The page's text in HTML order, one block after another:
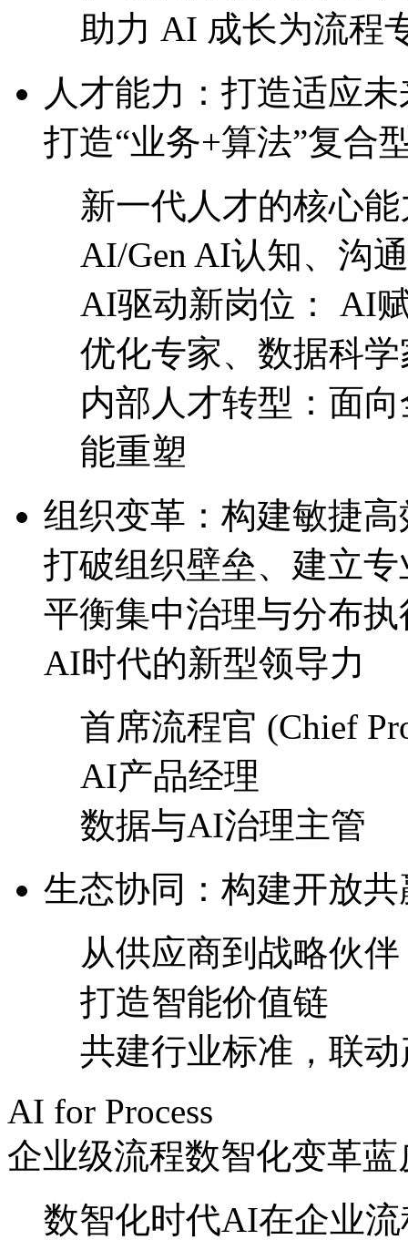
助力 AI 成长为流程专
人才能力：打造适应
打造“业务+算法”复合
新一代人才的核心能力
AI/Gen AI认知、沟
AI驱动新岗位： AI
优化专家、数据科
内部人才转型：面向
能重塑
组织变革：构建敏
打破组织壁垒、建立
平衡集中治理与分布
AI时代的新型领导力
首席流程官 (Chief
AI产品经理
数据与AI治理主管
生态协同：构建开放
从供应商到战略伙伴
打造智能价值链
共建行业标准，联
AI for Process
企业级流程数智化变革蓝
数智化时代AI在企业